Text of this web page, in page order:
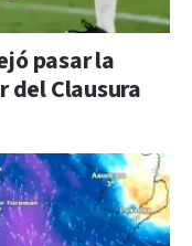
pasar la
del Clausura